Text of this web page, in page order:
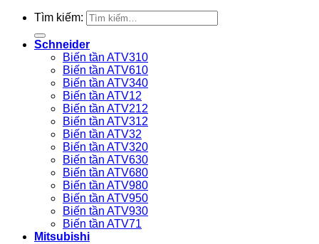
Tìm kiếm:
Schneider
Biến tần ATV310
Biến tần ATV610
Biến tần ATV340
Biến tần ATV12
Biến tần ATV212
Biến tần ATV312
Biến tần ATV32
Biến tần ATV320
Biến tần ATV630
Biến tần ATV680
Biến tần ATV980
Biến tần ATV950
Biến tần ATV930
Biến tần ATV71
Mitsubishi